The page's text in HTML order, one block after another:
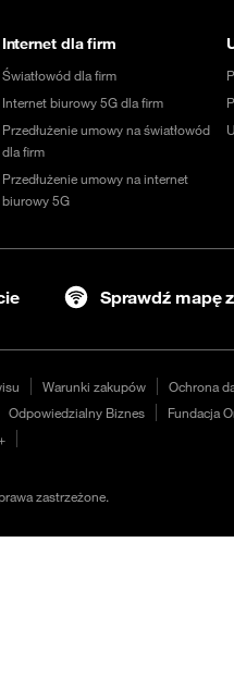
Internet dla firm
Światłowód dla firm
Internet biurowy 5G dla firm
Przedłużenie umowy na światłowód
dla firm
Przedłużenie umowy na internet
biurowy 5G
Sprawdź mapę
Warunki zakupów Ochrona
Odpowiedzialny Biznes Fundacja
zastrzeżone.